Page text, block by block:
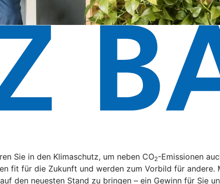
Sie in den Klimaschutz, um neben CO2-Emissionen
fit für die Zukunft und werden zum Vorbild für
den neuesten Stand zu bringen – ein Gewinn für Sie